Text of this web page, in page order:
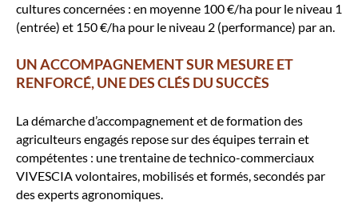
cultures concernées : en moyenne 100 €/ha pour le niveau 1
(entrée) et 150 €/ha pour le niveau 2 (performance) par an.
UN ACCOMPAGNEMENT SUR MESURE ET
RENFORCÉ, UNE DES CLÉS DU SUCCÈS
La démarche d’accompagnement et de formation des
agriculteurs engagés repose sur des équipes terrain et
compétentes : une trentaine de technico-commerciaux
VIVESCIA volontaires, mobilisés et formés, secondés par
des experts agronomiques.